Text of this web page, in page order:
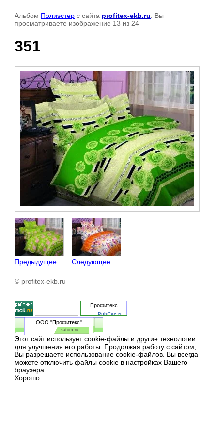
Альбом Полиэстер с сайта profitex-ekb.ru . Вы
просматриваете изображение 13 из 24
351
Предыдущее Следующее
© profitex-ekb.ru
Профитекс
PulsCen.ru
ООО "Профитекс"
satom.ru
Этот сайт использует cookie-файлы и другие технологии
для улучшения его работы. Продолжая работу с сайтом,
Вы разрешаете использование cookie-файлов. Вы всегда
можете отключить файлы cookie в настройках Вашего
браузера.
Хорошо